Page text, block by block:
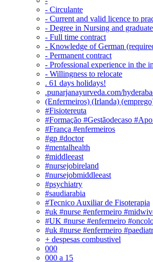
- Circulante
- Current and valid licence to
- Degree in Nursing and
- Full time contract
- Knowledge of German
- Permanent contract
- Professional experience in the
- Willingness to relocate
. 61 days holidays!
.punarjanayurveda.com/
(Enfermeiros) (Irlanda)
#Fisiotereuta
#Formação #Gestãodecaso
#França #enfermeiros
#gp #doctor
#mentalhealth
#middleeast
#nursejobireland
#nursejobmiddleeast
#psychiatry
#saudiarabia
#Tecnico Auxiliar de Fisoterapia
#uk #nurse #enfermeiro
#UK #nurse #enfermeiro
#uk #nurse #enfermeiro
+ despesas combustivel
000
000 a 15